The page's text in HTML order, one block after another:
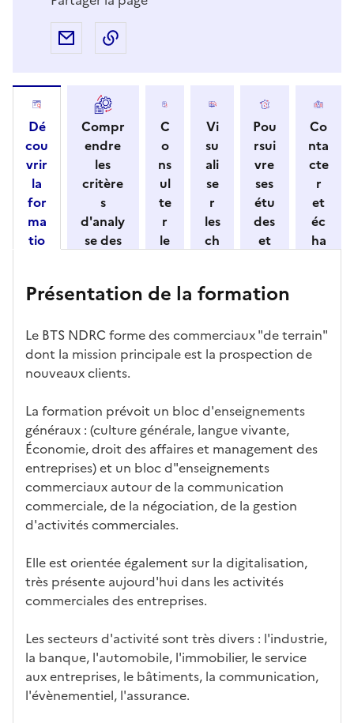
Partager par e-mail
Dé
cou
vrir
la
for
ma
tio
ses
act
éris
tiq
Compr
endre
les
critère
s
d'analy
se des
par
ssemen
t
C
o
ns
ul
te
r
le
o
ali
té
e
c
a
n
di
d
at
e
Vi
su
ali
se
r
les
ch
s
ac
cè
fo
rm
ati
on
Pou
rsui
vre
ses
étu
des
et
re
dé
bo
Co
nta
cte
r
et
éc
ha
l'ét
abl
Présentation de la formation
Le BTS NDRC forme des commerciaux "de terrain"
dont la mission principale est la prospection de
nouveaux clients.
La formation prévoit un bloc d'enseignements
généraux : (culture générale, langue vivante,
Économie, droit des affaires et management des
entreprises) et un bloc d"enseignements
commerciaux autour de la communication
commerciale, de la négociation, de la gestion
d'activités commerciales.
Elle est orientée également sur la digitalisation,
très présente aujourd'hui dans les activités
commerciales des entreprises.
Les secteurs d'activité sont très divers : l'industrie,
la banque, l'automobile, l'immobilier, le service
aux entreprises, le bâtiments, la communication,
l'évènementiel, l'assurance.